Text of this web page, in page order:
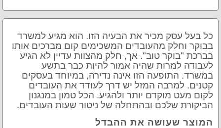
כל בעל עסק מכיר את הבעיה הזו. הוא מגיע למשרד
בבוקר וחלק מהעובדים המשכימים קום מברכים אותו
בברכת "בוקר טוב". אך, חלק מהצוות עדיין לא הגיע
לעבודה למרות שהיה אמור להיות כבר בתשע
במשרד. התופעה הזו אינה נדירה, במיוחד בעסקים
קטנים. למרבה המזל יש דרך לעודד את העובדים
לקום מעט מוקדם יותר ולהגיע. הכל טמון במנגנון
הביקורת שלכם ובהתחלה של ניטור שעות העובדים.
המוצר שעושה את ההבדל